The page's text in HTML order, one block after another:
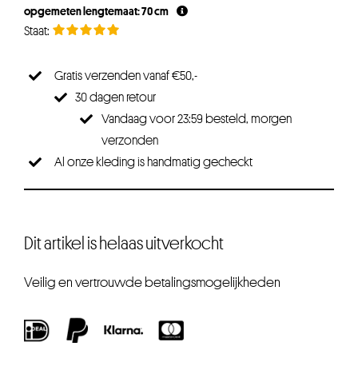
opgemeten lengtemaat: 70 cm
Gratis verzenden vanaf €50,-
30 dagen retour
Vandaag voor 23:59 besteld, morgen
verzonden
Al onze kleding is handmatig gecheckt
Dit artikel is helaas uitverkocht
Veilig en vertrouwde betalingsmogelijkheden